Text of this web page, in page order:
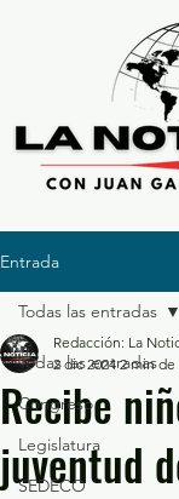
Entrada
Todas las entradas
Congreso
Legislatura
SEDECO
Todas las entradas
Recibe
juventud
Redacción: La
2 dic 2024 2 min